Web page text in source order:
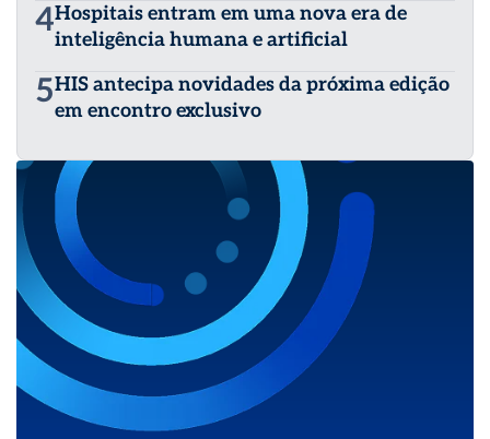
4Hospitais entram em uma nova era de
inteligência humana e artificial
5HIS antecipa novidades da próxima edição
em encontro exclusivo